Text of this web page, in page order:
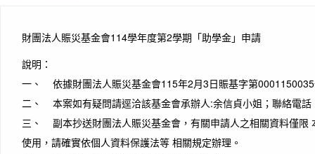
財團法人賑災基金會114學年度第2學期「助學金」申請
說明：
一、 依據財團法人賑災基金會115年2月3日賑基字第
二、 本案如有疑問請逕洽該基金會承辦人:余信貞小姐；聯絡電
三、 副本抄送財團法人賑災基金會，有關申請人之相關資料僅限
使用，請確實依個人資料保護法等 相關規定辦理。